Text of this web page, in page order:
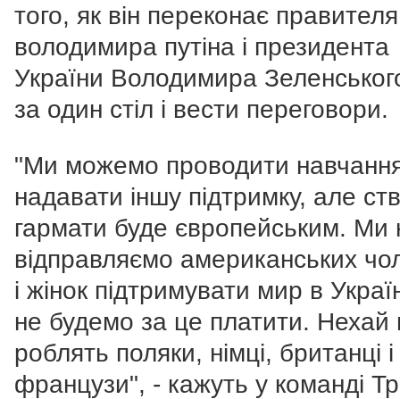
того, як він переконає правителя
володимира путіна і президента
України Володимира
за один стіл і вести переговори.
"Ми можемо проводити
надавати іншу підтримку, але
гармати буде європейським. Ми
відправляємо американських
і жінок підтримувати мир в
не будемо за це платити. Нехай
роблять поляки, німці, британці і
французи", - кажуть у команді